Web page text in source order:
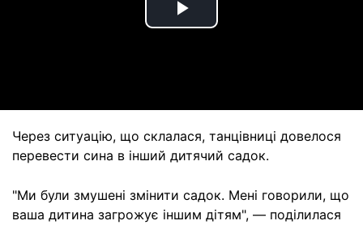
Play
Через ситуацію, що склалася, танцівниці довелося
перевести сина в інший дитячий садок.
"Ми були змушені змінити садок. Мені говорили, що
ваша дитина загрожує іншим дітям", — поділилася